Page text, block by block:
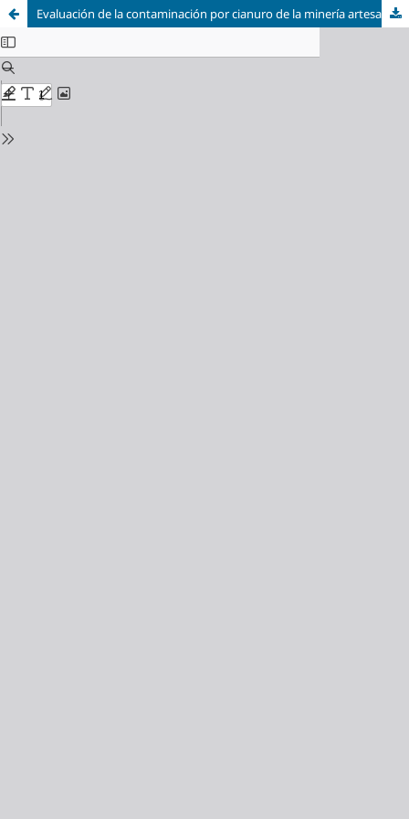
Evaluación de la contaminación por cianuro de la minería artesanal en el cerro La Bola de Igor mediante el empleo de SIG y regresión Kriging